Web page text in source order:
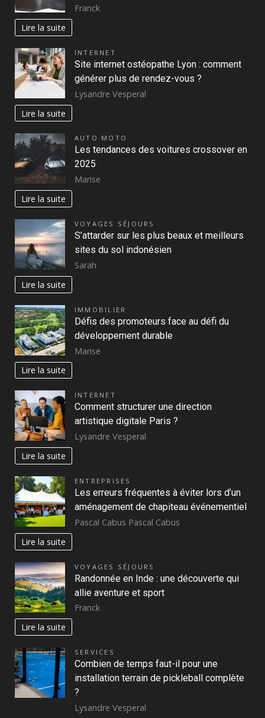
Franck
Lire la suite
INTERNET
Site internet ostéopathe Lyon : comment
générer plus de rendez-vous ?
Lysandre Vesperal
Lire la suite
AUTO MOTO
Les tendances des voitures crossover en
2025
Marise
Lire la suite
VOYAGES SÉJOURS
S’attarder sur les plus beaux et meilleurs
sites du sol indonésien
Sarah
Lire la suite
IMMOBILIER
Défis des promoteurs face au défi du
développement durable
Marise
Lire la suite
INTERNET
Comment structurer une direction
artistique digitale Paris ?
Lysandre Vesperal
Lire la suite
ENTREPRISES
Les erreurs fréquentes à éviter lors d’un
aménagement de chapiteau événementiel
Pascal Cabus Pascal Cabus
Lire la suite
VOYAGES SÉJOURS
Randonnée en Inde : une découverte qui
allie aventure et sport
Franck
Lire la suite
SERVICES
Combien de temps faut-il pour une
installation terrain de pickleball complète
?
Lysandre Vesperal